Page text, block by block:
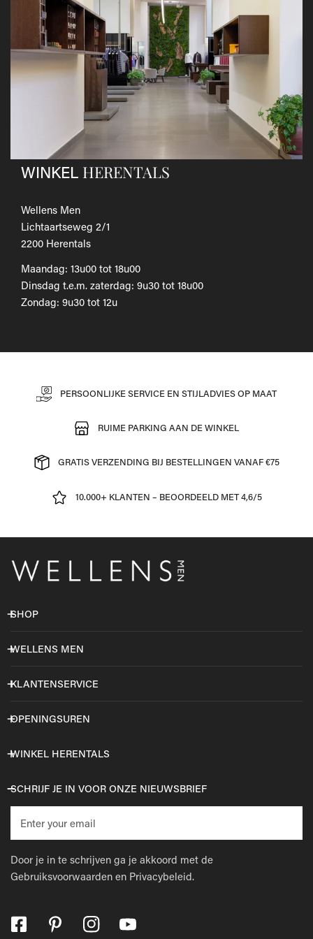
andere koerier; de kosten hiervan zijn voor eigen
rekening.
Gebruik hiervoor hetretourformulier.
​Het door jou betaalde bedrag wordt zo snel mogelijk
teruggestort.
Als je het wilt omruilen voor een ander artikel, dien je een
nieuwe bestelling te plaatsen.
Voor onze uitgebreide beleid betreffende verzenden en
retourneren, raadpleeg onze Veelgestelde vragen
WINKEL HERENTALS
Wellens Men
Lichtaartseweg 2/1
2200 Herentals
Maandag: 13u00 tot 18u00
Dinsdag t.e.m. zaterdag: 9u30 tot 18u00
Zondag: 9u30 tot 12u
PERSOONLIJKE SERVICE EN STIJLADVIES OP MAAT
RUIME PARKING AAN DE WINKEL
GRATIS VERZENDING BIJ BESTELLINGEN VANAF €75
10.000+ KLANTEN – BEOORDEELD MET 4,6/5
SHOP
WELLENS MEN
KLANTENSERVICE
OPENINGSUREN
WINKEL HERENTALS
SCHRIJF JE IN VOOR ONZE NIEUWSBRIEF
mail
Door je in te schrijven ga je akkoord met de
Gebruiksvoorwaarden en Privacybeleid.